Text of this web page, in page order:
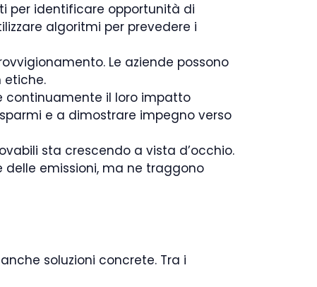
per identificare opportunità di
algoritmi per prevedere i
Le aziende possono
etiche.
continuamente il loro impatto
e a dimostrare impegno verso
sta crescendo a vista d’occhio.
delle emissioni, ma ne traggono
soluzioni concrete. Tra i